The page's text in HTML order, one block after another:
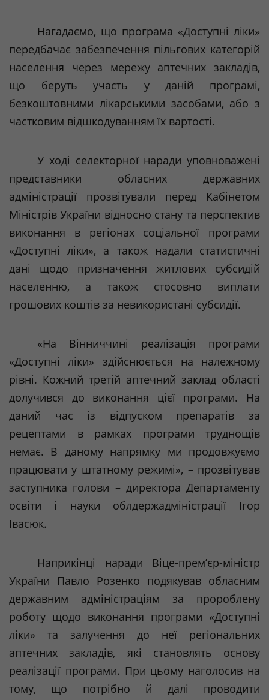
Нагадаємо, що програма «Доступні ліки»
передбачає забезпечення пільгових категорій
населення через мережу аптечних закладів,
що беруть участь у даній програмі,
безкоштовними лікарськими засобами, або з
частковим відшкодуванням їх вартості.
У ході селекторної наради уповноважені
представники обласних державних
адміністрації прозвітували перед Кабінетом
Міністрів України відносно стану та перспектив
виконання в регіонах соціальної програми
«Доступні ліки», а також надали статистичні
дані щодо призначення житлових субсидій
населенню, а також стосовно виплати
грошових коштів за невикористані субсидії.
«На Вінниччині реалізація програми
«Доступні ліки» здійснюється на належному
рівні. Кожний третій аптечний заклад області
долучився до виконання цієї програми. На
даний час із відпуском препаратів за
рецептами в рамках програми труднощів
немає. В даному напрямку ми продовжуємо
працювати у штатному режимі», – прозвітував
заступника голови – директора Департаменту
освіти і науки облдержадміністрації Ігор
Івасюк.
Наприкінці наради Віце-прем’єр-міністр
України Павло Розенко подякував обласним
державним адміністраціям за пророблену
роботу щодо виконання програми «Доступні
ліки» та залучення до неї регіональних
аптечних закладів, які становлять основу
реалізації програми. При цьому наголосив на
тому, що потрібно й далі проводити